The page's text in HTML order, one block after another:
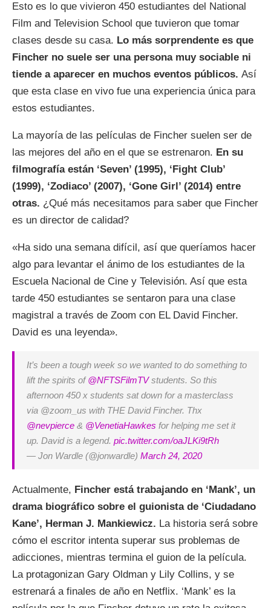
Esto es lo que vivieron 450 estudiantes del National
Film and Television School que tuvieron que tomar
clases desde su casa. Lo más sorprendente es que
Fincher no suele ser una persona muy sociable ni
tiende a aparecer en muchos eventos públicos. Así
que esta clase en vivo fue una experiencia única para
estos estudiantes.
La mayoría de las películas de Fincher suelen ser de
las mejores del año en el que se estrenaron. En su
filmografía están ‘Seven’ (1995), ‘Fight Club’
(1999), ‘Zodiaco’ (2007), ‘Gone Girl’ (2014) entre
otras. ¿Qué más necesitamos para saber que Fincher
es un director de calidad?
«Ha sido una semana difícil, así que queríamos hacer
algo para levantar el ánimo de los estudiantes de la
Escuela Nacional de Cine y Televisión. Así que esta
tarde 450 estudiantes se sentaron para una clase
magistral a través de Zoom con EL David Fincher.
David es una leyenda».
It’s been a tough week so we wanted to do something to
lift the spirits of@NFTSFilmTVstudents. So this
afternoon 450 x students sat down for a masterclass
via @zoom_us with THE David Fincher. Thx
@nevpierce & @VenetiaHawkes for helping me set it
up. David is a legend. pic.twitter.com/oaJLKi9tRh
— Jon Wardle (@jonwardle) March 24, 2020
Actualmente, Fincher está trabajando en ‘Mank’, un
drama biográfico sobre el guionista de ‘Ciudadano
Kane’, Herman J. Mankiewicz. La historia será sobre
cómo el escritor intenta superar sus problemas de
adicciones, mientras termina el guion de la película.
La protagonizan Gary Oldman y Lily Collins, y se
estrenará a finales de año en Netflix. ‘Mank’ es la